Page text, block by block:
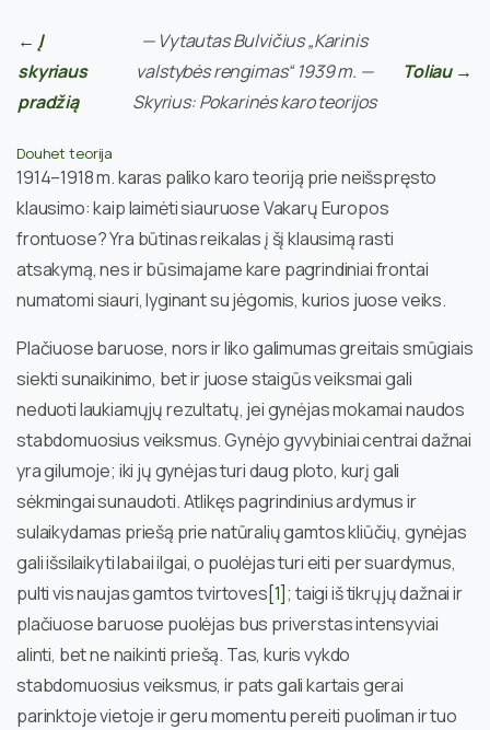
← Į
skyriaus
pradžią
— Vytautas Bulvičius „Karinis
valstybės rengimas“ 1939 m. —
Skyrius: Pokarinės karo teorijos
Toliau →
Douhet teorija
1914–1918 m. karas paliko karo teoriją prie neišspręsto
klausimo: kaip laimėti siauruose Vakarų Europos
frontuose? Yra būtinas reikalas į šį klausimą rasti
atsakymą, nes ir būsimajame kare pagrindiniai frontai
numatomi siauri, lyginant su jėgomis, kurios juose veiks.
Plačiuose baruose, nors ir liko galimumas greitais smūgiais
siekti sunaikinimo, bet ir juose staigūs veiksmai gali
neduoti laukiamųjų rezultatų, jei gynėjas mokamai naudos
stabdomuosius veiksmus. Gynėjo gyvybiniai centrai dažnai
yra gilumoje; iki jų gynėjas turi daug ploto, kurį gali
sėkmingai sunaudoti. Atlikęs pagrindinius ardymus ir
sulaikydamas priešą prie natūralių gamtos kliūčių, gynėjas
gali išsilaikyti labai ilgai, o puolėjas turi eiti per suardymus,
pulti vis naujas gamtos tvirtoves[1]; taigi iš tikrųjų dažnai ir
plačiuose baruose puolėjas bus priverstas intensyviai
alinti, bet ne naikinti priešą. Tas, kuris vykdo
stabdomuosius veiksmus, ir pats gali kartais gerai
parinktoje vietoje ir geru momentu pereiti puoliman ir tuo